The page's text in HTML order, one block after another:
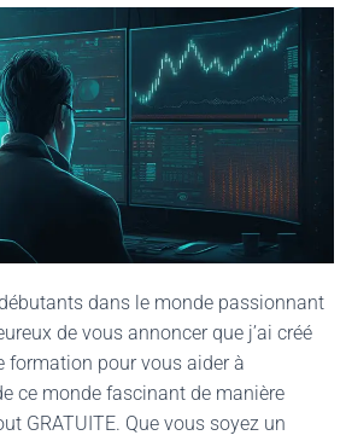
dans le monde passionnant
de vous annoncer que j’ai créé
formation pour vous aider à
ce monde fascinant de manière
GRATUITE. Que vous soyez un